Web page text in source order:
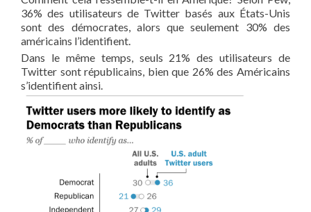
36% des utilisateurs de Twitter basés aux États-Unis
sont des démocrates, alors que seulement 30% des
américains l’identifient.
Dans le même temps, seuls 21% des utilisateurs de
Twitter sont républicains, bien que 26% des Américains
s’identifient ainsi.